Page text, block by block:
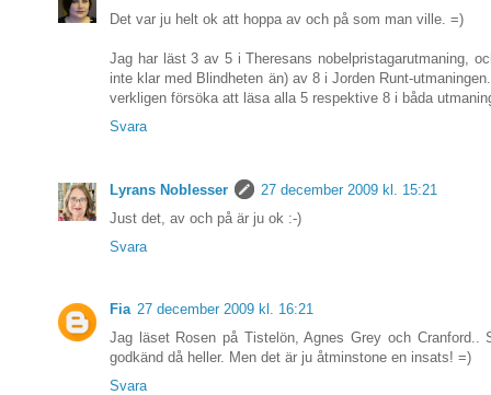
Det var ju helt ok att hoppa av och på som man ville. =)
Jag har läst 3 av 5 i Theresans nobelpristagarutmaning,
inte klar med Blindheten än) av 8 i Jorden Runt-
verkligen försöka att läsa alla 5 respektive 8 i båda
Svara
Lyrans Noblesser
27 december 2009 kl. 15:21
Just det, av och på är ju ok :-)
Svara
Fia 27 december 2009 kl. 16:21
Jag läset Rosen på Tistelön, Agnes Grey och Cranford..
godkänd då heller. Men det är ju åtminstone en insats! =)
Svara